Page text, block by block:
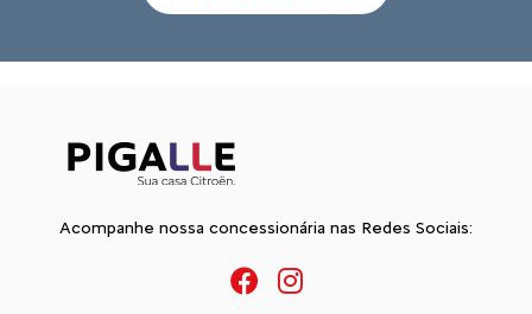
Acompanhe nossa concessionária nas Redes Sociais: